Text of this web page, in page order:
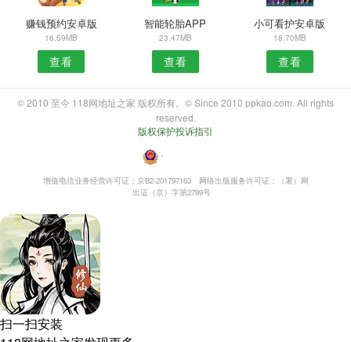
赚钱预约安卓版
16.59MB
查看
智能轮胎APP
23.47MB
查看
小可看护安卓版
18.70MB
查看
© 2010 至今 118网地址之家 版权所有。© Since 2010 ppkao.com. All rights
reserved.
版权保护投诉指引
・
增值电信业务经营许可证：京B2-201797163
网络出版服务许可证：（署）网
出证（京）字第2799号
扫一扫安装